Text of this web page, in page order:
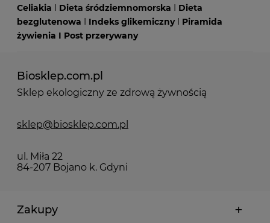
Celiakia I Dieta śródziemnomorska I Dieta
bezglutenowa I Indeks glikemicznyI Piramida
żywienia I Post przerywany
Biosklep.com.pl
Sklep ekologiczny ze zdrową żywnością
sklep@biosklep.com.pl
ul. Miła 22
84-207 Bojano k. Gdyni
Zakupy